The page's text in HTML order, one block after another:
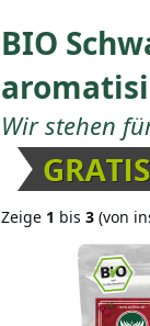
BIO
Wir stehen
Zeige 1 bis 3 (von